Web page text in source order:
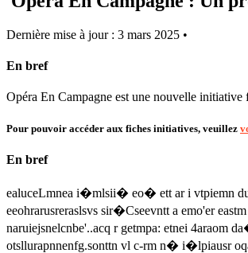
Dernière mise à jour : 3 mars 2025 •
En bref
Opéra En Campagne est une nouvelle initiative
Pour pouvoir accéder aux fiches initiatives, veuillez
En bref
ealuceLmnea i�mlsii� eo� ett ar i vtpiemn
eeohrarusreraslsvs sir�Cseevntt a emo'er
naruiejsnelcnbe'..acq r getmpa: etnei
otsllurapnnenfg.sonttn vl c-rm n� i�lpiausr